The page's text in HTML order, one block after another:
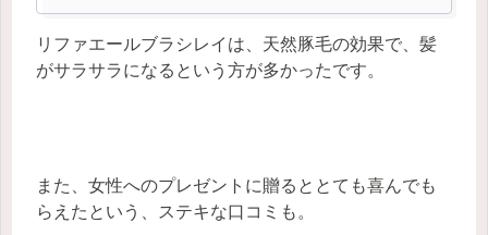
リファエールブラシレイは、天然豚毛の効果で、髪
がサラサラになるという方が多かったです。
また、女性へのプレゼントに贈るととても喜んでも
らえたという、ステキな口コミも。